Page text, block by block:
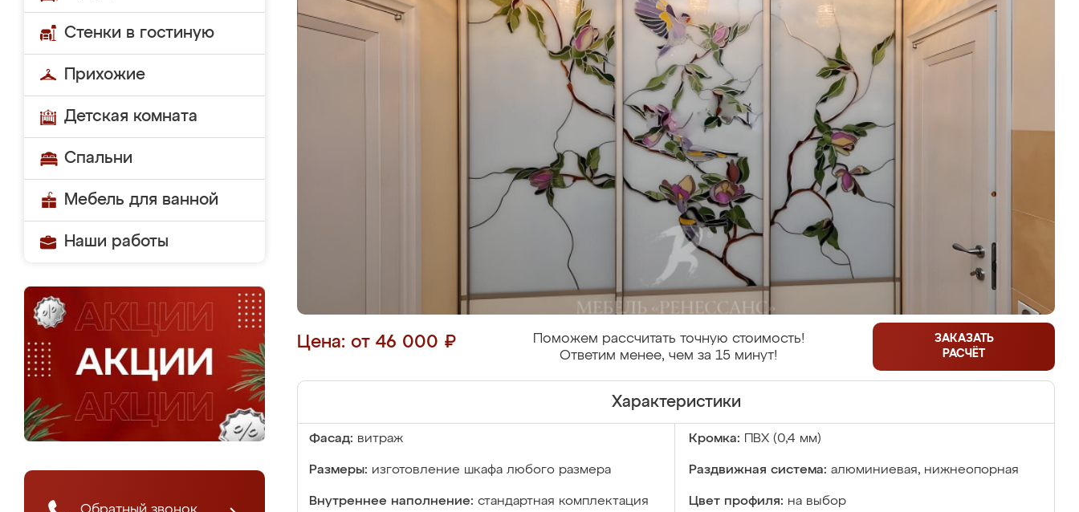
Стенки в гостиную
Прихожие
Детская комната
Спальни
Мебель для ванной
Наши работы
Цена: от 46 000 ₽
Поможем рассчитать точную стоимость!
Ответим менее, чем за 15 минут!
ЗАКАЗАТЬ
РАСЧЁТ
Характеристики
Фасад: витраж Кромка: ПВХ (0,4 мм)
Размеры: изготовление шкафа любого размера Раздвижная система: алюминиевая, нижнеопорная
Внутреннее наполнение: стандартная комплектация Цвет профиля: на выбор